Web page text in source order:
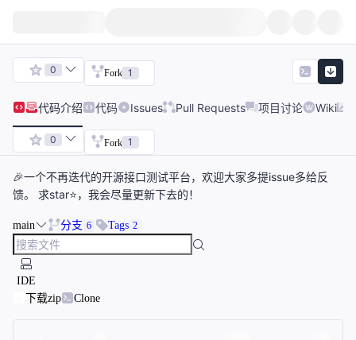
0 Fork 1
代码介绍 代码 Issues Pull Requests 项目讨论 Wiki
0 Fork 1
🎉一个不再迭代的开源接口测试平台，欢迎大家多提issue多给反
馈。 求star⭐，我会尽量更新下去的！
main 分支 6 Tags 2
IDE
下载zip
Clone